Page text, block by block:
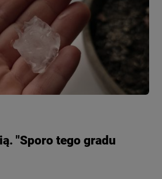
"Sporo tego gradu